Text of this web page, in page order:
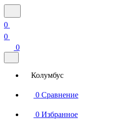
0
0
0
Колумбус
0 Сравнение
0 Избранное